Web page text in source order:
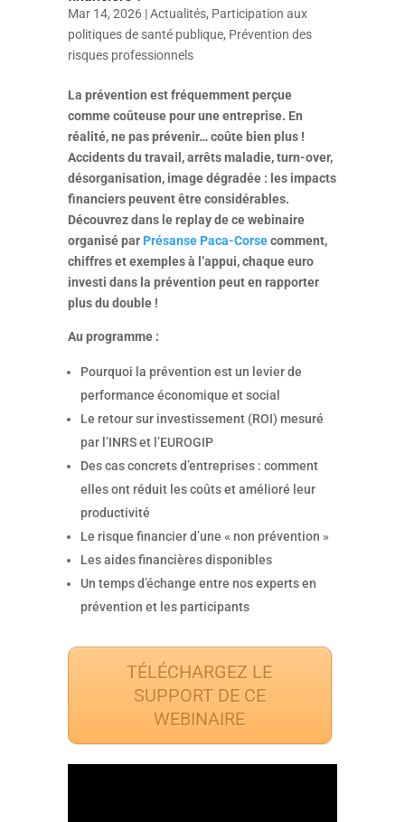
Mar 14, 2026|Actualités, Participation aux
politiques de santé publique, Prévention des
risques professionnels
La prévention est fréquemment perçue
comme coûteuse pour une entreprise. En
réalité, ne pas prévenir… coûte bien plus !
Accidents du travail, arrêts maladie, turn-over,
désorganisation, image dégradée : les impacts
financiers peuvent être considérables.
Découvrez dans le replay de ce webinaire
organisé par Présanse Paca-Corsecomment,
chiffres et exemples à l’appui, chaque euro
investi dans la prévention peut en rapporter
plus du double !
Au programme :
Pourquoi la prévention est un levier de
performance économique et social
Le retour sur investissement (ROI) mesuré
par l’INRS et l’EUROGIP
Des cas concrets d’entreprises : comment
elles ont réduit les coûts et amélioré leur
productivité
Le risque financier d’une « non prévention »
Les aides financières disponibles
Un temps d’échange entre nos experts en
prévention et les participants
TÉLÉCHARGEZ LE
SUPPORT DE CE
WEBINAIRE